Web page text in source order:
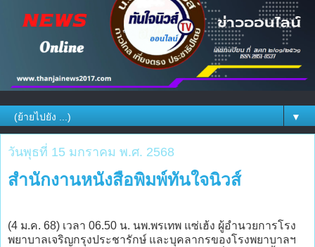
▼
วันพุธที่ 15 มกราคม พ.ศ. 2568
สำนักงานหนังสือพิมพ์ทันใจนิวส์
(4 ม.ค. 68) เวลา 06.50 น. นพ.พรเทพ แซ่เฮ้ง ผู้อำนวยการโรง
พยาบาลเจริญกรุงประชารักษ์ และบุคลากรของโรงพยาบาลฯ